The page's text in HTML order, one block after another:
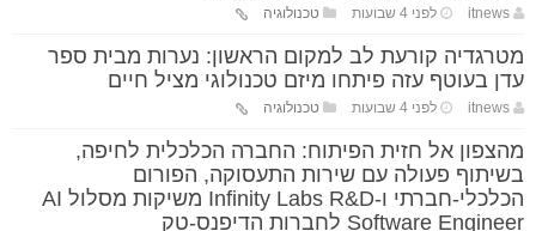
itnews לפני 4 שבועות טכנולוגיה
מטרגדיה קורעת לב למקום הראשון: נערות מבית ספר
עדן בעוטף עזה פיתחו מיזם טכנולוגי מציל חיים
itnews לפני 4 שבועות טכנולוגיה
מהצפון אל חזית הפיתוח: החברה הכלכלית לחיפה,
בשיתוף פעולה עם שירות התעסוקה, הפורום
הכלכלי-חברתי ו-Infinity Labs R&D משיקות מסלול AI
Software Engineer לחברות הדיפנס-טק